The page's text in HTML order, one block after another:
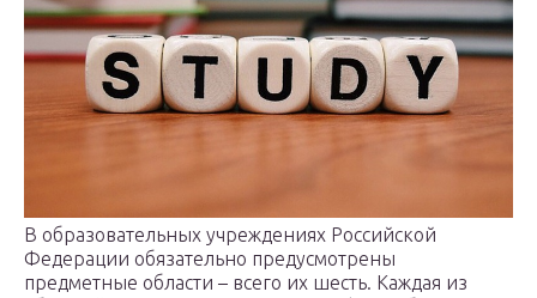
В образовательных учреждениях Российской
Федерации обязательно предусмотрены
предметные области – всего их шесть. Каждая из